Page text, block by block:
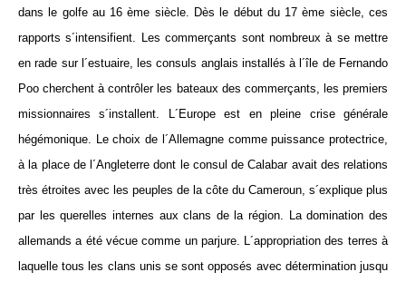
dans le golfe au 16 ème siècle. Dès le début du 17 ème siècle, ces
rapports s´intensifient. Les commerçants sont nombreux à se mettre
en rade sur l´estuaire, les consuls anglais installés à l´île de Fernando
Poo cherchent à contrôler les bateaux des commerçants, les premiers
missionnaires s´installent. L´Europe est en pleine crise générale
hégémonique. Le choix de l´Allemagne comme puissance protectrice,
à la place de l´Angleterre dont le consul de Calabar avait des relations
très étroites avec les peuples de la côte du Cameroun, s´explique plus
par les querelles internes aux clans de la région. La domination des
allemands a été vécue comme un parjure. L´appropriation des terres à
laquelle tous les clans unis se sont opposés avec détermination jusqu